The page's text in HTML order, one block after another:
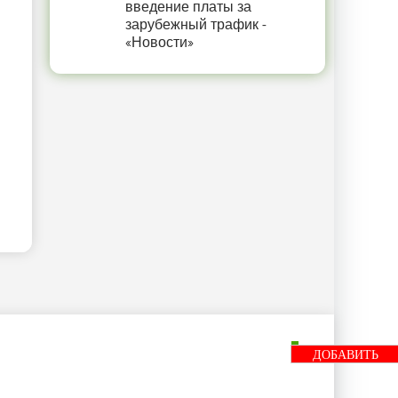
введение платы за
зарубежный трафик -
«Новости»
ДОБАВИТЬ